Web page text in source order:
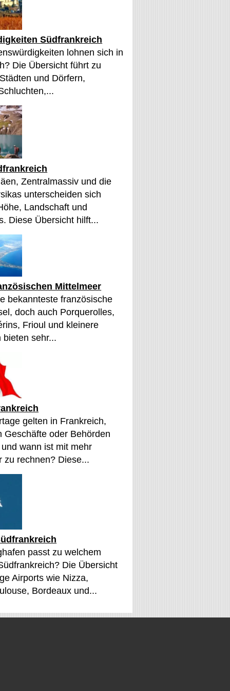
Südfrankreich
lohnen sich in
Die Übersicht führt zu
und Dörfern,
Zentralmassiv und die
unterscheiden sich
Landschaft und
Diese Übersicht hilft...
Mittelmeer
bekannteste französische
doch auch Porquerolles,
Frioul und kleinere
bieten sehr...
gelten in Frankreich,
Geschäfte oder Behörden
wann ist mit mehr
zu rechnen? Diese...
passt zu welchem
Die Übersicht
Airports wie Nizza,
Bordeaux und...